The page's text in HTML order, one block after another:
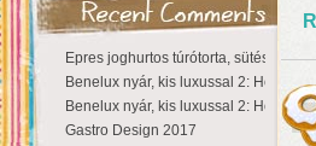
Epres joghurtos túrótorta, sütés nélkül
Benelux nyár, kis luxussal 2: Hollandia
Benelux nyár, kis luxussal 2: Hollandia
Gastro Design 2017